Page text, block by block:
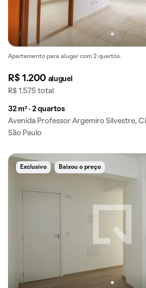
Apartamento para alugar com 2 quartos.
R$ 1.200 aluguel
R$ 1.575 total
32 m² · 2 quartos
Avenida Professor Argemiro Silvestre,
São Paulo
Exclusivo Baixou o preço